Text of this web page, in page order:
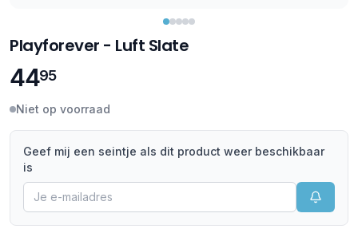
Playforever - Luft Slate
4495
Niet op voorraad
Geef mij een seintje als dit product weer beschikbaar
is